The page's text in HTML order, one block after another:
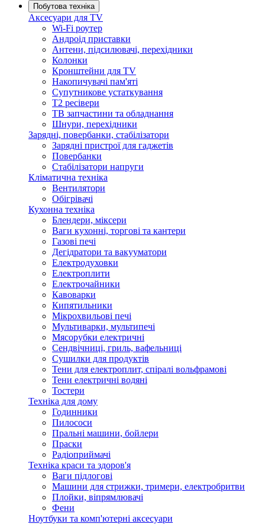
Побутова техніка
Аксесуари для TV
Wi-Fi роутер
Андроід приставки
Антени, підсилювачі, перехідники
Колонки
Кронштейни для TV
Накопичувачі пам'яті
Супутникове устаткування
Т2 ресівери
ТВ запчастини та обладнання
Шнури, перехідники
Зарядні, повербанки, стабілізатори
Зарядні пристрої для гаджетів
Повербанки
Стабілізатори напруги
Кліматична техніка
Вентилятори
Обігрівачі
Кухонна техніка
Блендери, міксери
Ваги кухонні, торгові та кантери
Газові печі
Дегідратори та вакууматори
Електродуховки
Електроплити
Електрочайники
Кавоварки
Кипятильники
Мікрохвильові печі
Мультиварки, мультипечі
Мясорубки електричні
Сендвічниці, гриль, вафельниці
Сушилки для продуктів
Тени для електроплит, спіралі вольфрамові
Тени електричні водяні
Тостери
Техніка для дому
Годинники
Пилососи
Пральні машини, бойлери
Праски
Радіоприймачі
Техніка краси та здоров'я
Ваги підлогові
Машини для стрижки, тримери, електробритви
Плойки, віпрямлювачі
Фени
Ноутбуки та комп'ютерні аксесуари